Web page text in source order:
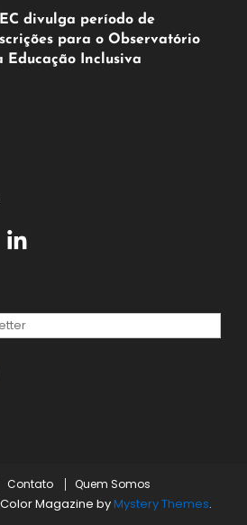
divulga período de
para o Observatório
Educação Inclusiva
Contato Quem Somos
Magazine byMystery Themes.